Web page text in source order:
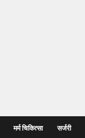
मर्म चिकित्सा सर्जरी